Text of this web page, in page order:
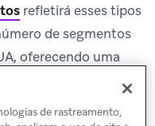
refletirá esses tipos
de segmentos
oferecendo uma
créditos de
de rastreamento,